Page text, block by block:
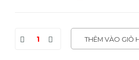
THÊM VÀO GIỎ